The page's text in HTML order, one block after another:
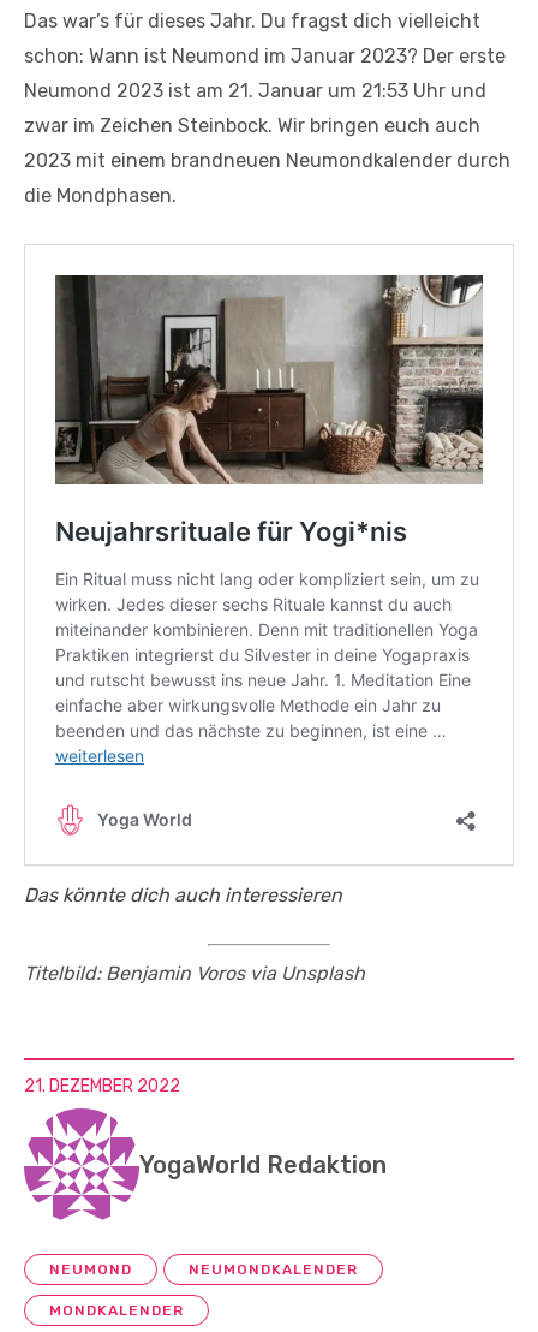
Das war’s für dieses Jahr. Du fragst dich vielleicht
schon: Wann ist Neumond im Januar 2023? Der erste
Neumond 2023 ist am 21. Januar um 21:53 Uhr und
zwar im Zeichen Steinbock. Wir bringen euch auch
2023 mit einem brandneuen Neumondkalender durch
die Mondphasen.
Das könnte dich auch interessieren
Titelbild: Benjamin Voros via Unsplash
21. DEZEMBER 2022
YogaWorld Redaktion
NEUMOND NEUMONDKALENDER
MONDKALENDER